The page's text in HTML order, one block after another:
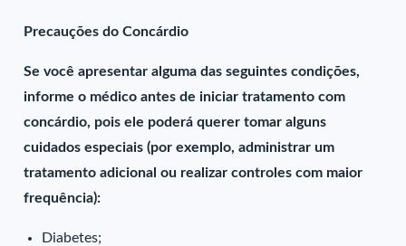
Precauções do Concárdio
Se você apresentar alguma das seguintes condições,
informe o médico antes de iniciar tratamento com
concárdio, pois ele poderá querer tomar alguns
cuidados especiais (por exemplo, administrar um
tratamento adicional ou realizar controles com maior
frequência):
Diabetes;